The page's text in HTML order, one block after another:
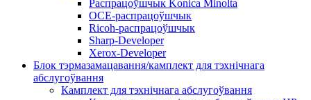
Распрацоўшчык Konica Minolta
OCE-распрацоўшчык
Ricoh-распрацоўшчык
Sharp-Developer
Xerox-Developer
Блок тэрмазамацавання/камплект для тэхнічнага
абслугоўвання
Камплект для тэхнічнага абслугоўвання